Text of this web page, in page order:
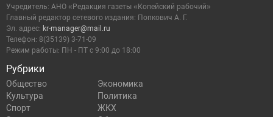
Рубрики
Общество
Экономика
Культура
Политика
Спорт
ЖКХ
Учредитель: АНО «Редакция газеты «Копейский рабочий»
Главный редактор сетевого издания: Попкович А. Г.
Эл. адрес: kr-manager@mail.ru
Телефон: 8(35139) 3-71-09
Режим работы: ПН - ПТ с 9:00 до 18:00